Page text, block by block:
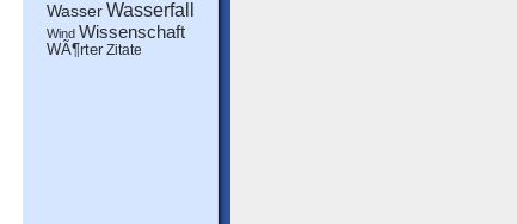
Wasser Wasserfall
Wind Wissenschaft
WÃ¶rter Zitate